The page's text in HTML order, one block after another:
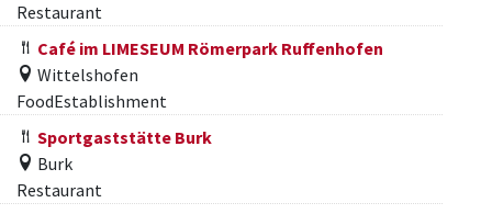
Restaurant
Café im LIMESEUM Römerpark Ruffenhofen
Wittelshofen
FoodEstablishment
Sportgaststätte Burk
Burk
Restaurant